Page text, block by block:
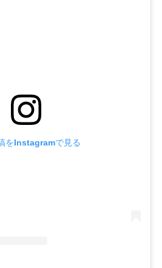
をInstagramで見る